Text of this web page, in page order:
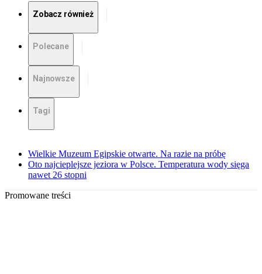
Zobacz również
Polecane
Najnowsze
Tagi
Wielkie Muzeum Egipskie otwarte. Na razie na próbę
Oto najcieplejsze jeziora w Polsce. Temperatura wody sięga
nawet 26 stopni
Promowane treści